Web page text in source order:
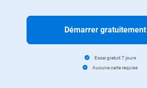
Démarrer gratuitement
Essai gratuit 7 jours
Aucune carte requise